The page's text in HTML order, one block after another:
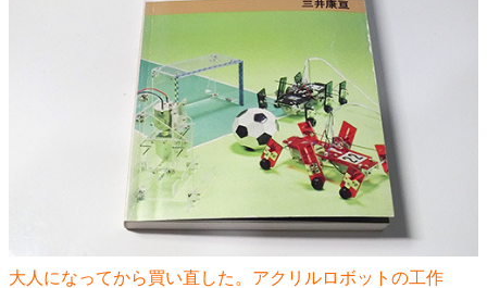
大人になってから買い直した。アクリルロボットの工作